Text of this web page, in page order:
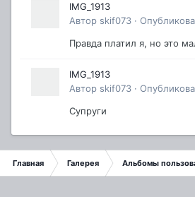
IMG_1913
Автор skif073 ·
Правда платил я, но это
IMG_1913
Автор skif073 ·
Супруги
Главная Галерея Альбомы